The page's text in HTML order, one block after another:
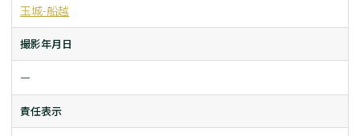
玉城-船越
撮影年月日
ー
責任表示